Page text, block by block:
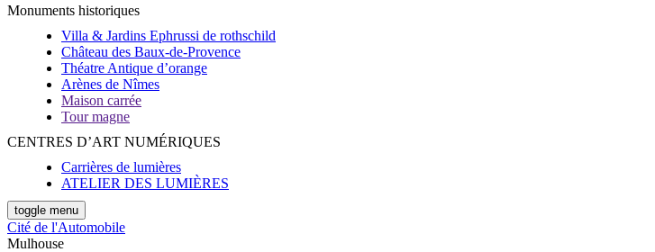
Monuments historiques
Villa & Jardins Ephrussi de rothschild
Château des Baux-de-Provence
Théatre Antique d’orange
Arènes de Nîmes
Maison carrée
Tour magne
CENTRES D’ART NUMÉRIQUES
Carrières de lumières
ATELIER DES LUMIÈRES
toggle menu
Cité de l'Automobile
Mulhouse